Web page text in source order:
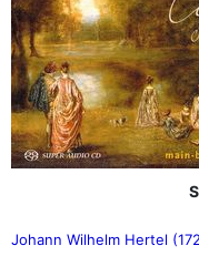
Johann Wilhelm Hertel